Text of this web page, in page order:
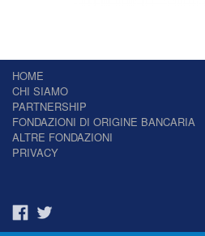
HOME
CHI SIAMO
PARTNERSHIP
FONDAZIONI DI ORIGINE BANCARIA
ALTRE FONDAZIONI
PRIVACY